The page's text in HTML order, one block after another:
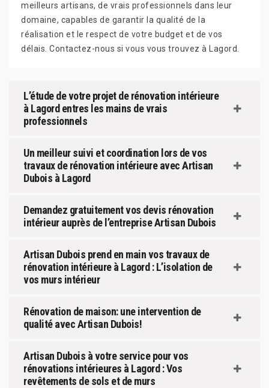
meilleurs artisans, de vrais professionnels dans leur
domaine, capables de garantir la qualité de la
réalisation et le respect de votre budget et de vos
délais. Contactez-nous si vous vous trouvez à Lagord.
L’étude de votre projet de rénovation intérieure
à Lagord entres les mains de vrais
professionnels
Un meilleur suivi et coordination lors de vos
travaux de rénovation intérieure avec Artisan
Dubois à Lagord
Demandez gratuitement vos devis rénovation
intérieur auprès de l’entreprise Artisan Dubois
Artisan Dubois prend en main vos travaux de
rénovation intérieure à Lagord : L’isolation de
vos murs intérieur
Rénovation de maison: une intervention de
qualité avec Artisan Dubois!
Artisan Dubois à votre service pour vos
rénovations intérieures à Lagord : Vos
revêtements de sols et de murs